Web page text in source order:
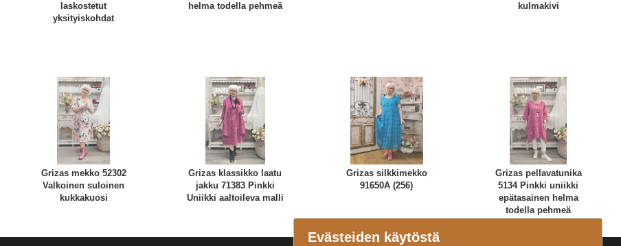
laskostetut
yksityiskohdat
helma todella pehmeä
kulmakivi
Grizas mekko 52302
Valkoinen suloinen
kukkakuosi
Grizas klassikko laatu
jakku 71383 Pinkki
Uniikki aaltoileva malli
Grizas silkkimekko
91650A (256)
Grizas pellavatunika
5134 Pinkki uniikki
epätasainen helma
todella pehmeä
Evästeiden käytöstä